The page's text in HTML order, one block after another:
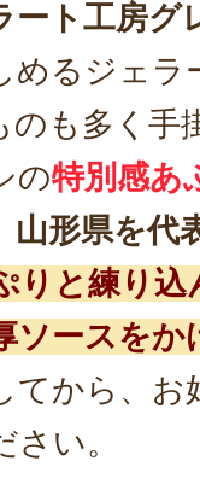
ート工房グ
めるジェラ
のも多く手
の特別感あ
山形県を代
りと練り込
ソースをか
てから、お
い。